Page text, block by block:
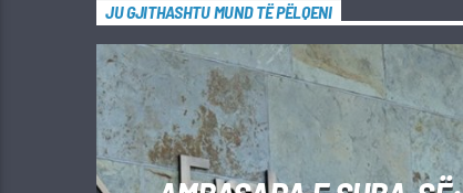
JU GJITHASHTU MUND TË PËLQENI